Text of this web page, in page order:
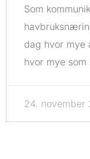
Som
dag hvor mye
hvor mye som
24. november